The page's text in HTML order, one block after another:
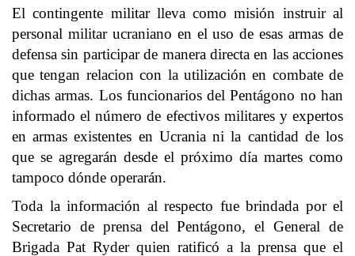
El contingente militar lleva como misión instruir al
personal militar ucraniano en el uso de esas armas de
defensa sin participar de manera directa en las acciones
que tengan relacion con la utilización en combate de
dichas armas. Los funcionarios del Pentágono no han
informado el número de efectivos militares y expertos
en armas existentes en Ucrania ni la cantidad de los
que se agregarán desde el próximo día martes como
tampoco dónde operarán.
Toda la información al respecto fue brindada por el
Secretario de prensa del Pentágono, el General de
Brigada Pat Ryder quien ratificó a la prensa que el